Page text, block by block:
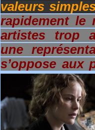
valeurs
rapidement le
artistes trop
une
s’oppose aux